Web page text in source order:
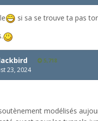
si sa se trouve ta pas
5,718
23, 2024
modélisés